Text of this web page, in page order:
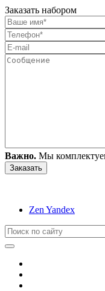
Заказать набором
Важно. Мы
Zen Yandex